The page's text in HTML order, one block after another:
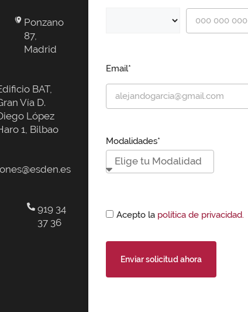
Ponzano
87,
Madrid
BAT,
Vía D.
López
1, Bilbao
919 34
37 36
Email*
Modalidades*
Acepto la política de privacidad.
Enviar solicitud ahora